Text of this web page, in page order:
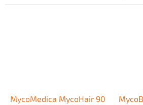
MycoMedica MycoHair 90